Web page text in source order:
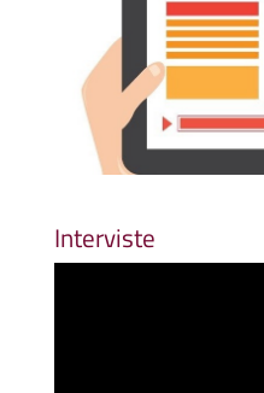
Interviste